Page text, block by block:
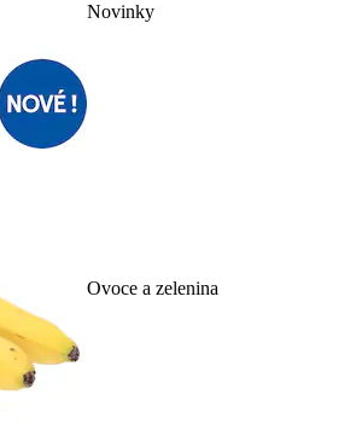
Novinky
Ovoce a zelenina